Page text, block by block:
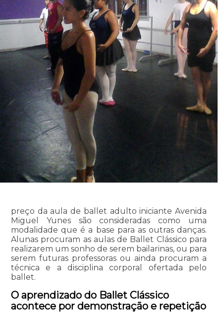
preço da aula de ballet adulto iniciante Avenida
Miguel Yunes são consideradas como uma
modalidade que é a base para as outras danças.
Alunas procuram as aulas de Ballet Clássico para
realizarem um sonho de serem bailarinas, ou para
serem futuras professoras ou ainda procuram a
técnica e a disciplina corporal ofertada pelo
ballet.
O aprendizado do Ballet Clássico
acontece por demonstração e repetição